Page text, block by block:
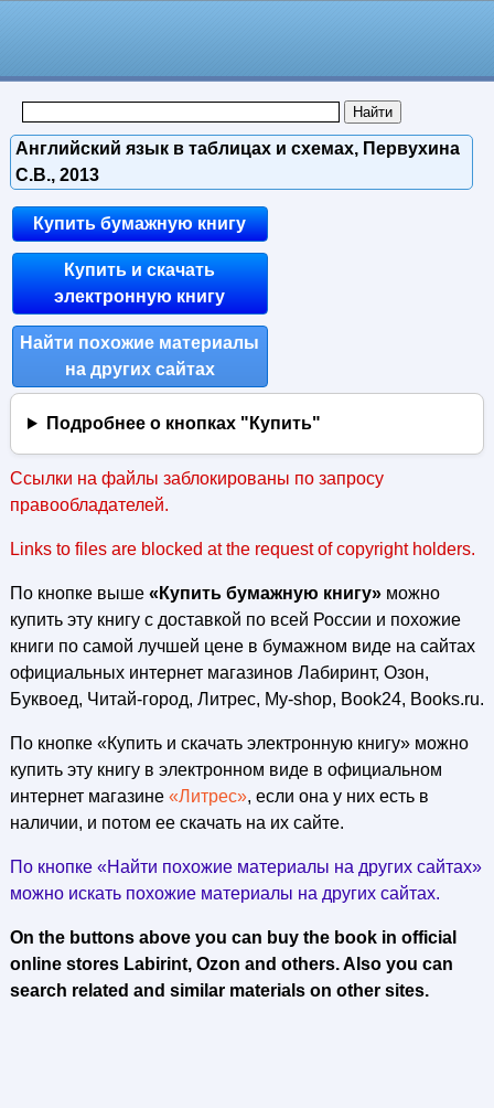
Английский язык в таблицах и схемах, Первухина
С.В., 2013
Купить бумажную книгу
Купить и скачать
электронную книгу
Найти похожие материалы
на других сайтах
Подробнее о кнопках "Купить"
Ссылки на файлы заблокированы по запросу
правообладателей.
Links to files are blocked at the request of copyright holders.
По кнопке выше «Купить бумажную книгу»можно
купить эту книгу с доставкой по всей России и похожие
книги по самой лучшей цене в бумажном виде на сайтах
официальных интернет магазинов Лабиринт, Озон,
Буквоед, Читай-город, Литрес, My-shop, Book24, Books.ru.
По кнопке «Купить и скачать электронную книгу» можно
купить эту книгу в электронном виде в официальном
интернет магазине «Литрес», если она у них есть в
наличии, и потом ее скачать на их сайте.
По кнопке «Найти похожие материалы на других сайтах»
можно искать похожие материалы на других сайтах.
On the buttons above you can buy the book in official
online stores Labirint, Ozon and others. Also you can
search related and similar materials on other sites.